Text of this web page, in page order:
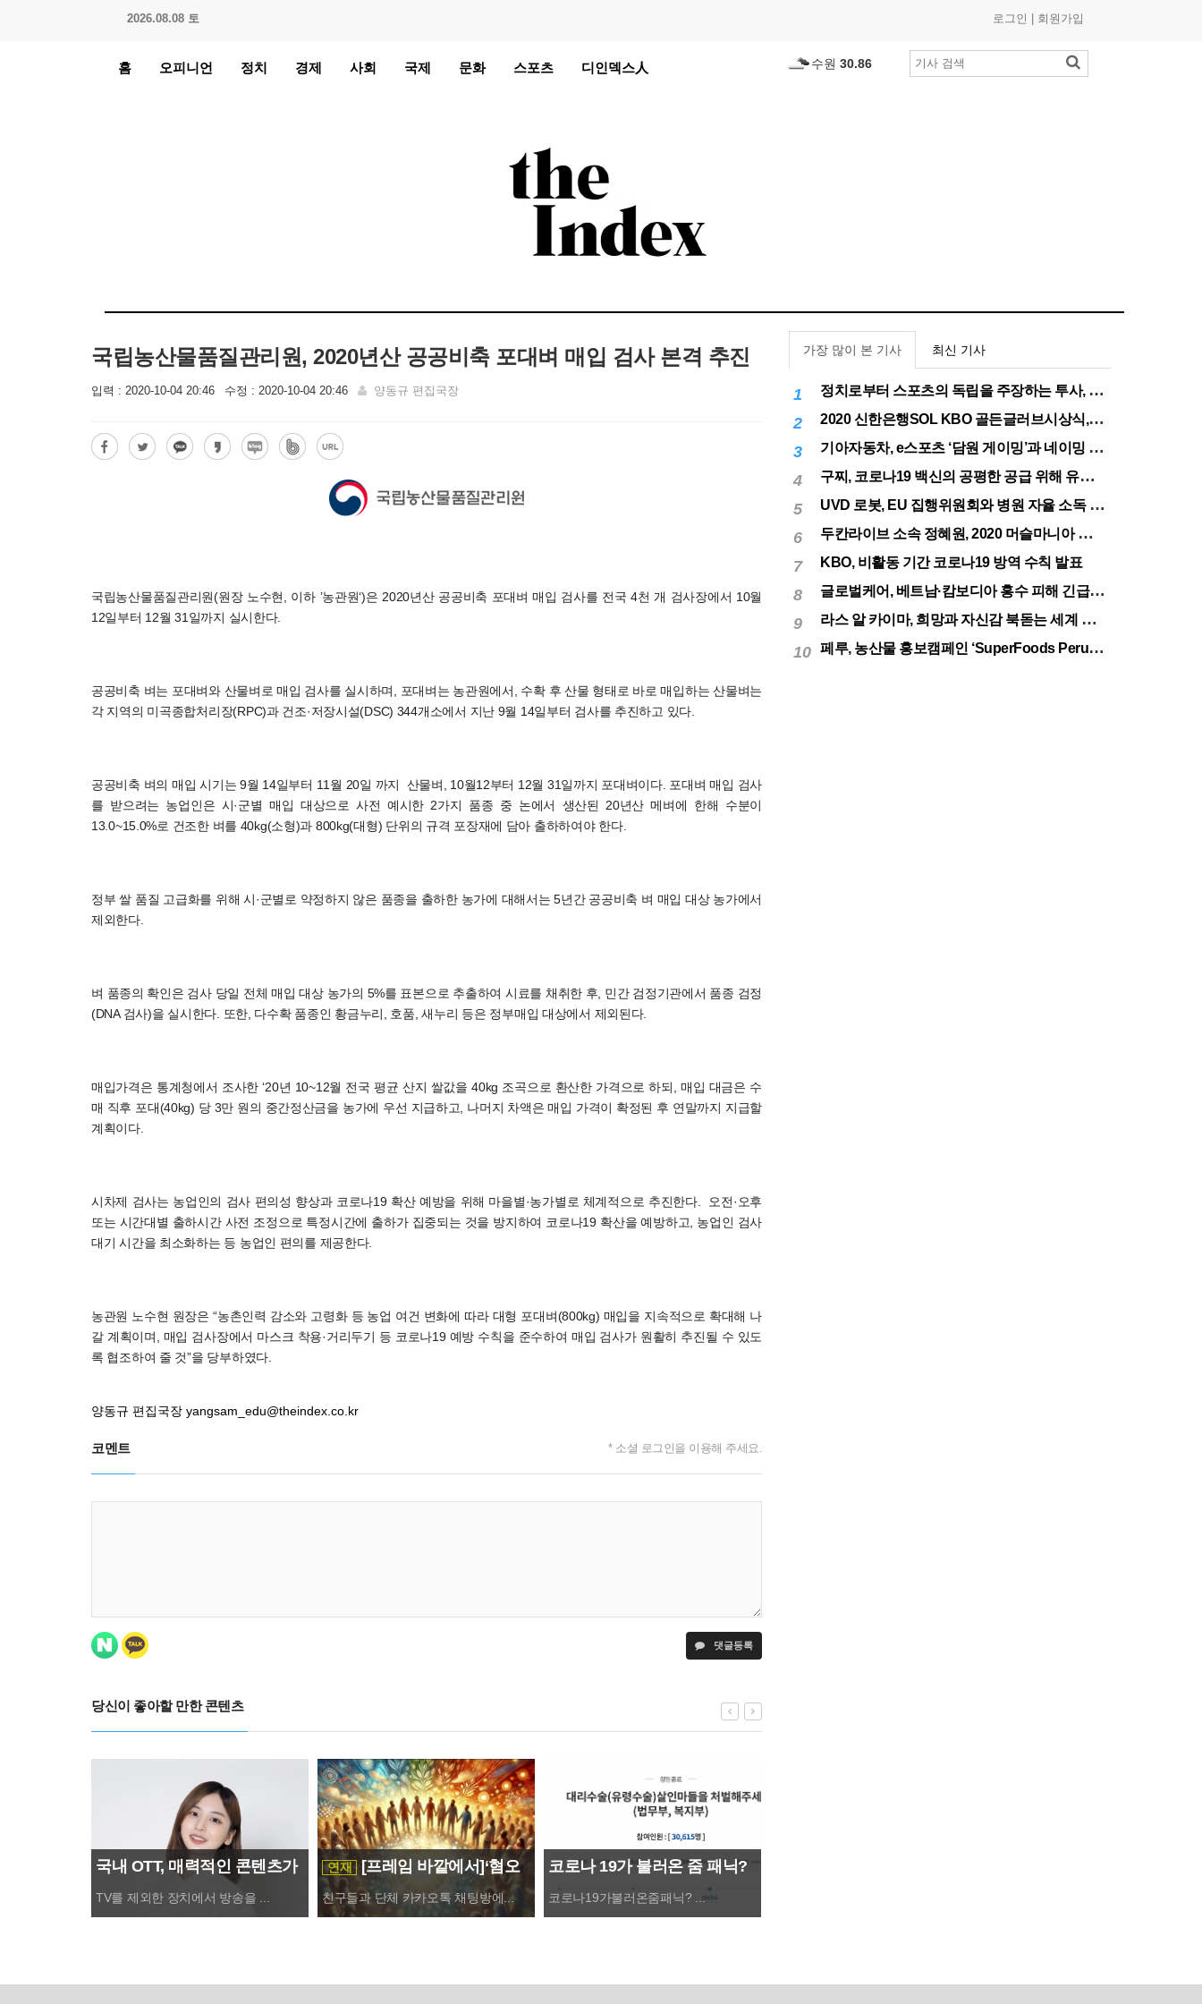
2026.08.08 토 로그인 회원가입
홈 오피니언 정치 경제 사회 국제 문화 스포츠 디인덱스人
서울32.01
℃
℃
부산
목포27.7℃
울산24.64
℃
℃
전주27.5℃
국립농산물품질관리원, 2020년산 공공비축 포대벼 매입 검사 본격 추진
입력 : 2020-10-04 20:46 수정 : 2020-10-04 20:46 양동규 편집국장
국립농산물품질관리원(원장 노수현, 이하 ’농관원‘)은 2020년산 공공비축 포대벼 매입 검사를 전국 4천 개 검사장에서 10월
12일부터 12월 31일까지 실시한다.
공공비축 벼는 포대벼와 산물벼로 매입 검사를 실시하며, 포대벼는 농관원에서, 수확 후 산물 형태로 바로 매입하는 산물벼는
각 지역의 미곡종합처리장(RPC)과 건조·저장시설(DSC) 344개소에서 지난 9월 14일부터 검사를 추진하고 있다.
공공비축 벼의 매입 시기는 9월 14일부터 11월 20일 까지 산물벼, 10월12부터 12월 31일까지 포대벼이다. 포대벼 매입 검사
를 받으려는 농업인은 시·군별 매입 대상으로 사전 예시한 2가지 품종 중 논에서 생산된 20년산 메벼에 한해 수분이
13.0~15.0%로 건조한 벼를 40kg(소형)과 800kg(대형) 단위의 규격 포장재에 담아 출하하여야 한다.
정부 쌀 품질 고급화를 위해 시·군별로 약정하지 않은 품종을 출하한 농가에 대해서는 5년간 공공비축 벼 매입 대상 농가에서
제외한다.
벼 품종의 확인은 검사 당일 전체 매입 대상 농가의 5%를 표본으로 추출하여 시료를 채취한 후, 민간 검정기관에서 품종 검정
(DNA 검사)을 실시한다. 또한, 다수확 품종인 황금누리, 호품, 새누리 등은 정부매입 대상에서 제외된다.
매입가격은 통계청에서 조사한 ‘20년 10~12월 전국 평균 산지 쌀값을 40kg 조곡으로 환산한 가격으로 하되, 매입 대금은 수
매 직후 포대(40kg) 당 3만 원의 중간정산금을 농가에 우선 지급하고, 나머지 차액은 매입 가격이 확정된 후 연말까지 지급할
계획이다.
시차제 검사는 농업인의 검사 편의성 향상과 코로나19 확산 예방을 위해 마을별·농가별로 체계적으로 추진한다. 오전·오후
또는 시간대별 출하시간 사전 조정으로 특정시간에 출하가 집중되는 것을 방지하여 코로나19 확산을 예방하고, 농업인 검사
대기 시간을 최소화하는 등 농업인 편의를 제공한다.
농관원 노수현 원장은 “농촌인력 감소와 고령화 등 농업 여건 변화에 따라 대형 포대벼(800kg) 매입을 지속적으로 확대해 나
갈 계획이며, 매입 검사장에서 마스크 착용·거리두기 등 코로나19 예방 수칙을 준수하여 매입 검사가 원활히 추진될 수 있도
록 협조하여 줄 것”을 당부하였다.
양동규 편집국장 yangsam_edu@theindex.co.kr
코멘트 * 소셜 로그인을 이용해 주세요.
댓글등록
당신이 좋아할 만한 콘텐츠
국내 OTT, 매력적인 콘텐츠가
중요
TV를 제외한 장치에서 방송을 ...
연재 [프레임 바깥에서]‘혐오
사회’가 아닌 ‘화합사회’를 소
망하며
친구들과 단체 카카오톡 채팅방에...
코로나 19가 불러온 줌 패닉?
코로나19가불러온줌패닉? ...
가장 많이 본 기사 최신 기사
1 정치로부터 스포츠의 독립을 주장하는 투사, 이기흥 대한체육회장 연임 성공
2 2020 신한은행SOL KBO 골든글러브시상식, 12월 11일(금) 시행
3 기아자동차, e스포츠 ‘담원 게이밍’과 네이밍 스폰서십 체결
4 구찌, 코로나19 백신의 공평한 공급 위해 유니세프에 50만달러 기부
5 UVD 로봇, EU 집행위원회와 병원 자율 소독 로봇 200대 공급 계약
6 두칸라이브 소속 정혜원, 2020 머슬마니아 세계대회 우승
7 KBO, 비활동 기간 코로나19 방역 수칙 발표
8 글로벌케어, 베트남·캄보디아 홍수 피해 긴급구호 실시
9 라스 알 카이마, 희망과 자신감 북돋는 세계 최대 불꽃놀이
10 페루, 농산물 홍보캠페인 ‘SuperFoods Peru’ 아시아 진출개척